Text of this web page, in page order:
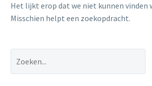
Het lijkt erop dat we niet kunnen vinden
Misschien helpt een zoekopdracht.